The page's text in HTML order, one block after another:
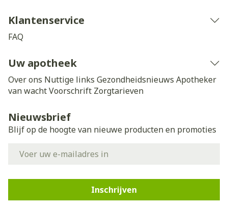
Klantenservice
FAQ
Uw apotheek
Over ons Nuttige links Gezondheidsnieuws Apotheker
van wachtVoorschrift Zorgtarieven
Nieuwsbrief
Blijf op de hoogte van nieuwe producten en promoties
Inschrijven